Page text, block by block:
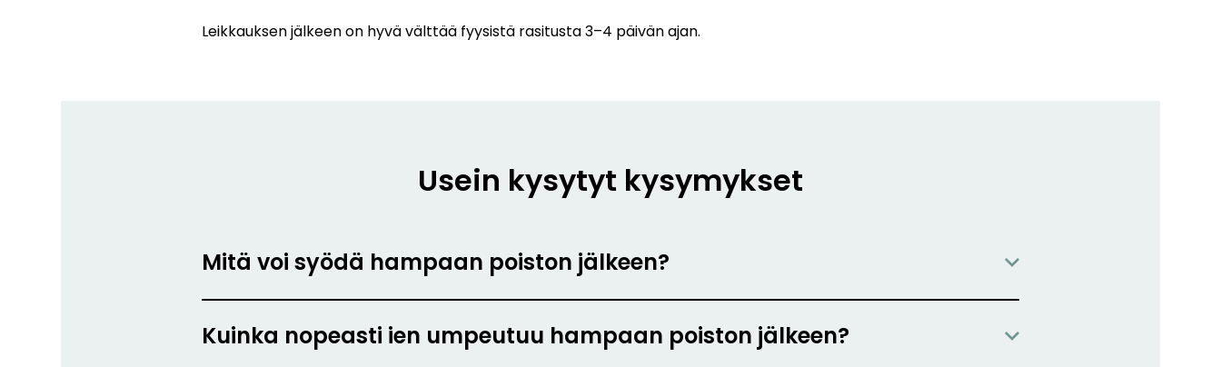
Leikkauksen jälkeen on hyvä välttää fyysistä rasitusta 3–4 päivän ajan.
Usein kysytyt kysymykset
Mitä voi syödä hampaan poiston jälkeen?
Kuinka nopeasti ien umpeutuu hampaan poiston jälkeen?